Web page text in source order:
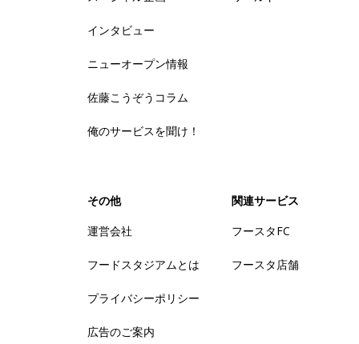
インタビュー
ニューオープン情報
佐藤こうぞうコラム
俺のサービスを聞け！
その他
運営会社
フードスタジアムとは
プライバシーポリシー
広告のご案内
関連サービス
フースタFC
フースタ店舗